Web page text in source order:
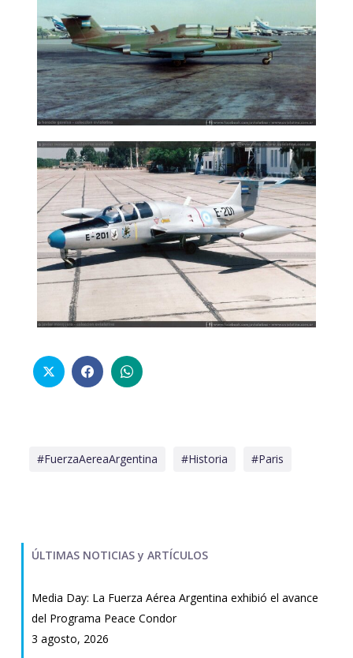
#FuerzaAereaArgentina #Historia #Paris
ÚLTIMAS NOTICIAS y ARTÍCULOS
Media Day: La Fuerza Aérea Argentina exhibió el avance
del Programa Peace Condor
3 agosto, 2026